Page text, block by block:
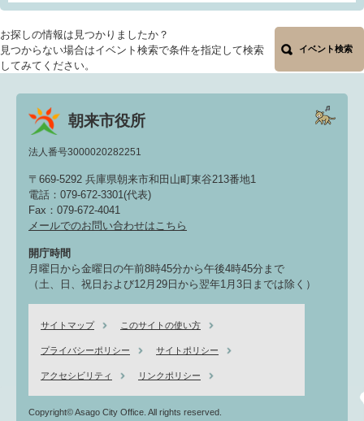
お探しの情報は見つかりましたか？
見つからない場合はイベント検索で条件を指定して検索
してみてください。
イベント検索
朝来市役所
法人番号3000020282251
〒669-5292 兵庫県朝来市和田山町東谷213番地1
電話：079-672-3301(代表)
Fax：079-672-4041
メールでのお問い合わせはこちら
開庁時間
月曜日から金曜日の午前8時45分から午後4時45分まで
（土、日、祝日および12月29日から翌年1月3日までは除く）
サイトマップ このサイトの使い方
プライバシーポリシー サイトポリシー
アクセシビリティ リンクポリシー
Copyright© Asago City Office. All rights reserved.